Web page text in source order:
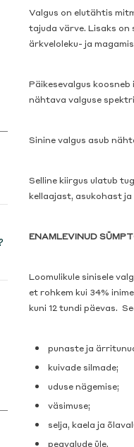
Valgus on elutähtis
tajuda värve. Lisaks on
ärkveloleku- ja
Päikesevalgus
nähtava valguse
Sinine valgus asub
Selline kiirgus ulatub
kellaajast, asukohast ja
ENAMLEVINUD
Loomulikule sinisele
et rohkem kui 34%
kuni 12 tundi päevas.
punaste ja
kuivade silmade;
uduse nägemise;
väsimuse;
selja, kaela ja
peavalude üle.